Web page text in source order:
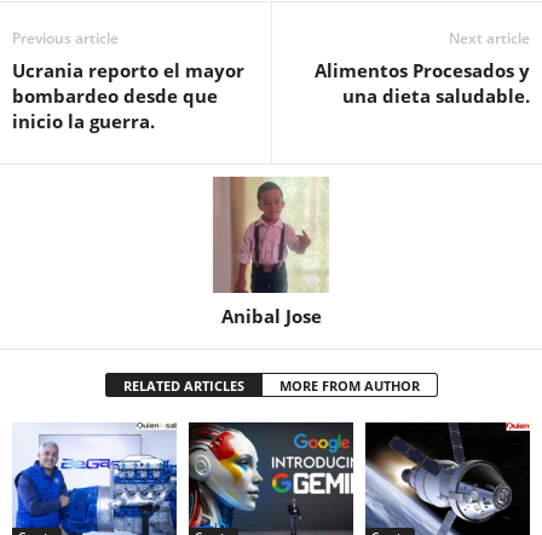
Previous article
Ucrania reporto el mayor
bombardeo desde que
inicio la guerra.
Next article
Alimentos Procesados y
una dieta saludable.
Anibal Jose
RELATED ARTICLES MORE FROM AUTHOR